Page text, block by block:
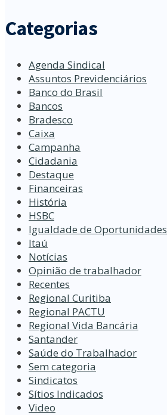
Categorias
Agenda Sindical
Assuntos Previdenciários
Banco do Brasil
Bancos
Bradesco
Caixa
Campanha
Cidadania
Destaque
Financeiras
História
HSBC
Igualdade de Oportunidades
Itaú
Notícias
Opinião de trabalhador
Recentes
Regional Curitiba
Regional PACTU
Regional Vida Bancária
Santander
Saúde do Trabalhador
Sem categoria
Sindicatos
Sítios Indicados
Video